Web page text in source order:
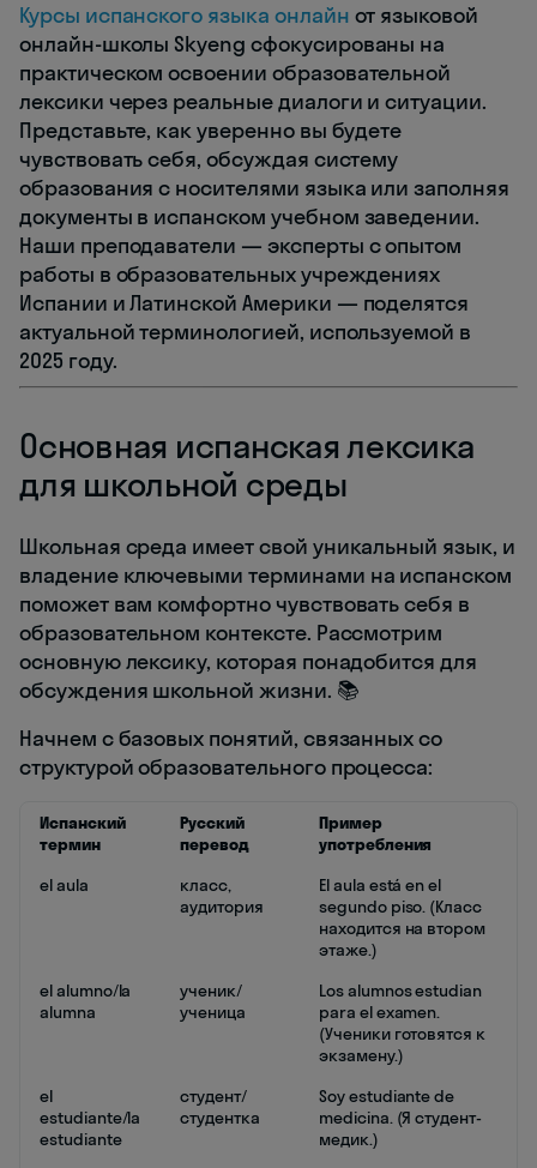
Курсы испанского языка онлайн от языковой
онлайн-школы Skyeng сфокусированы на
практическом освоении образовательной
лексики через реальные диалоги и ситуации.
Представьте, как уверенно вы будете
чувствовать себя, обсуждая систему
образования с носителями языка или заполняя
документы в испанском учебном заведении.
Наши преподаватели — эксперты с опытом
работы в образовательных учреждениях
Испании и Латинской Америки — поделятся
актуальной терминологией, используемой в
2025 году.
Основная испанская лексика
для школьной среды
Школьная среда имеет свой уникальный язык, и
владение ключевыми терминами на испанском
поможет вам комфортно чувствовать себя в
образовательном контексте. Рассмотрим
основную лексику, которая понадобится для
обсуждения школьной жизни. 📚
Начнем с базовых понятий, связанных со
структурой образовательного процесса:
Испанский
термин
Русский
перевод
Пример
употребления
el aula
класс,
аудитория
El aula está en el
segundo piso. (Класс
находится на втором
этаже.)
el alumno/la
alumna
ученик/
ученица
Los alumnos estudian
para el examen.
(Ученики готовятся к
экзамену.)
el
estudiante/la
estudiante
студент/
студентка
Soy estudiante de
medicina. (Я студент-
медик.)